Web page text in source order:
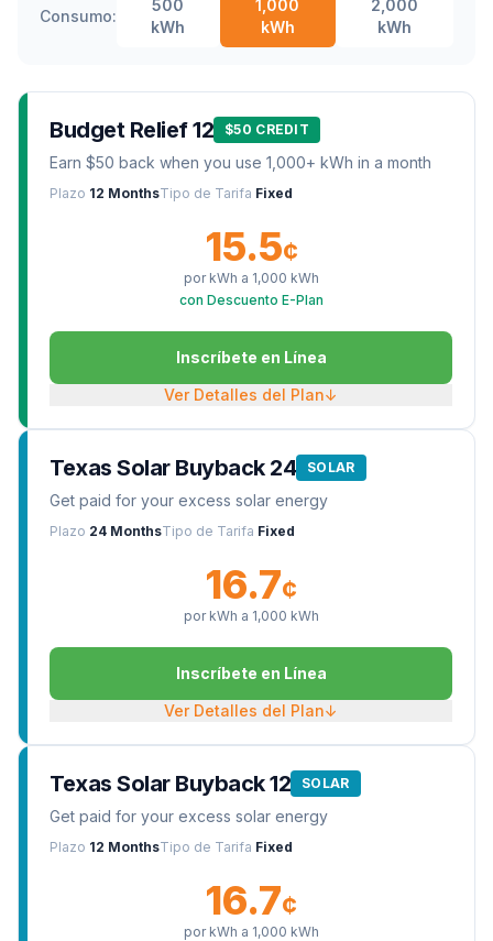
Consumo:
500
kWh
1,000
kWh
2,000
kWh
Budget Relief 12 $50 CREDIT
Earn $50 back when you use 1,000+ kWh in a month
Plazo 12 MonthsTipo de Tarifa Fixed
15.5¢
por kWh a 1,000 kWh
con Descuento E-Plan
Inscríbete en Línea
Ver Detalles del Plan↓
Texas Solar Buyback 24 SOLAR
Get paid for your excess solar energy
Plazo 24 MonthsTipo de Tarifa Fixed
16.7¢
por kWh a 1,000 kWh
Inscríbete en Línea
Ver Detalles del Plan↓
Texas Solar Buyback 12 SOLAR
Get paid for your excess solar energy
Plazo 12 MonthsTipo de Tarifa Fixed
16.7¢
por kWh a 1,000 kWh